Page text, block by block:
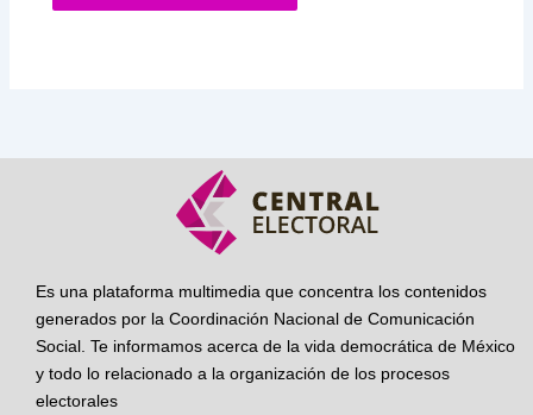
Es una plataforma multimedia que concentra los contenidos
generados por la Coordinación Nacional de Comunicación
Social. Te informamos acerca de la vida democrática de México
y todo lo relacionado a la organización de los procesos
electorales